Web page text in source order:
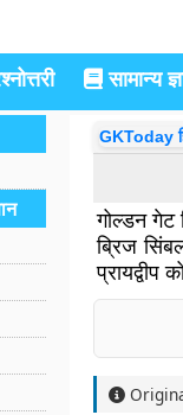
सामान्य
GKToday
गोल्डन
ब्रिज
प्रायद्वीप